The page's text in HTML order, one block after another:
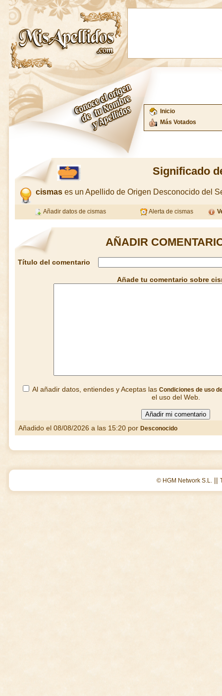
Inicio
Más Votados
Significado
cismas es un Apellido de Origen Desconocido del
Añadir datos de cismas Alerta de cismas
AÑADIR
Título del comentario
Añade tu comentario sobre
Al añadir datos, entiendes y Aceptas las Condiciones de uso
el uso del Web.
Añadido el 08/08/2026 a las 15:20 por Desconocido
© HGM Network S.L. ||